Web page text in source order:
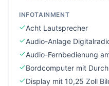
INFOTAINMENT
Acht Lautsprecher
Audio-Anlage
Audio-Fernbedienung
Bordcomputer mit
Display mit 10,25 Zoll